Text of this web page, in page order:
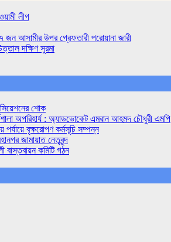
লীগ
৭ জন আসামীর উপর গ্রেফতারী পরোয়ানা জারী
দক্ষিণ সুরমা
শোক
অপরিহার্য : অ্যাডভোকেট এমরান আহমদ চৌধুরী এমপি
পর্যায়ে বৃক্ষরোপণ কর্মসূচি সম্পন্ন
জামায়াত নেতৃবৃন্দ
বাস্তবায়ন কমিটি গঠন